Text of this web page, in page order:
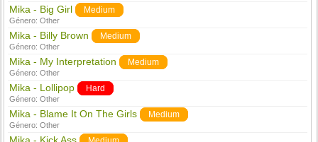
Mika - Big Girl Medium
Género:Other
Mika - Billy Brown Medium
Género:Other
Mika - My Interpretation Medium
Género:Other
Mika - Lollipop Hard
Género:Other
Mika - Blame It On The Girls Medium
Género:Other